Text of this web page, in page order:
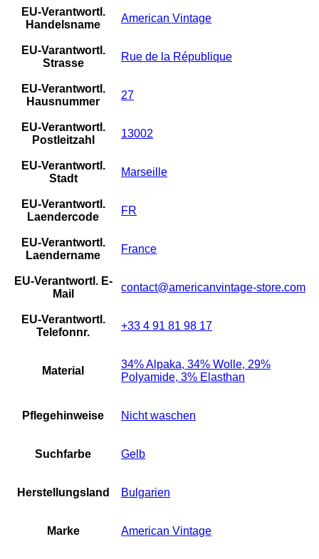
EU-Verantwortl.
Handelsname
American Vintage
EU-Varantwortl.
Strasse
Rue de la République
EU-Verantwortl.
Hausnummer
27
EU-Verantwortl.
Postleitzahl
13002
EU-Verantwortl.
Stadt
Marseille
EU-Verantwortl.
Laendercode
FR
EU-Verantwortl.
Laendername
France
EU-Verantwortl. E-
Mail
contact@americanvintage-store.com
EU-Verantwortl.
Telefonnr.
+33 4 91 81 98 17
Material
34% Alpaka, 34% Wolle, 29%
Polyamide, 3% Elasthan
Pflegehinweise Nicht waschen
Suchfarbe Gelb
Herstellungsland Bulgarien
Marke American Vintage